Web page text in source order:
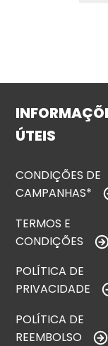
ÚTEIS
CONDIÇÕES DE
CAMPANHAS*
TERMOS E
CONDIÇÕES
POLÍTICA DE
PRIVACIDADE
POLÍTICA DE
REEMBOLSO